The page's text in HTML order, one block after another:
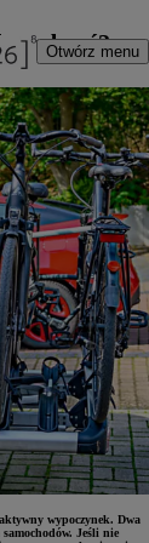
Otwórz menu
wybrać?
wypoczynek. Dwa
Jeśli nie